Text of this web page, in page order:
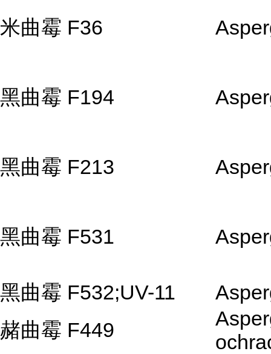
米曲霉 F36
黑曲霉 F194
黑曲霉 F213
黑曲霉 F531
黑曲霉 F532;UV-11
赭曲霉 F449